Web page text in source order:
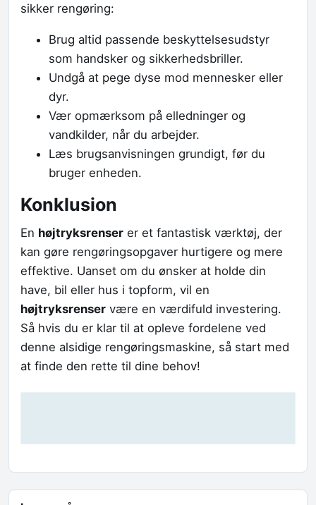
sikker rengøring:
Brug altid passende beskyttelsesudstyr
som handsker og sikkerhedsbriller.
Undgå at pege dyse mod mennesker eller
dyr.
Vær opmærksom på elledninger og
vandkilder, når du arbejder.
Læs brugsanvisningen grundigt, før du
bruger enheden.
Konklusion
En højtryksrenser er et fantastisk værktøj, der
kan gøre rengøringsopgaver hurtigere og mere
effektive. Uanset om du ønsker at holde din
have, bil eller hus i topform, vil en
højtryksrenser være en værdifuld investering.
Så hvis du er klar til at opleve fordelene ved
denne alsidige rengøringsmaskine, så start med
at finde den rette til dine behov!